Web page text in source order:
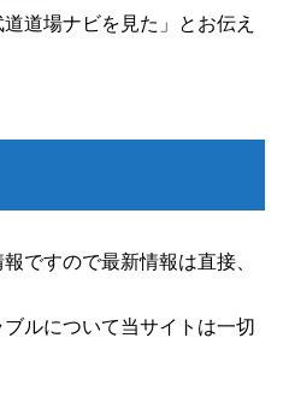
道場ナビを見た」とお伝え
ですので最新情報は直接、
ルについて当サイトは一切